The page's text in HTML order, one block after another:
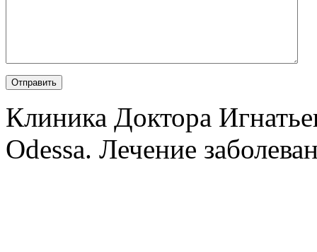
Клиника Доктора
Odessa. Лечение